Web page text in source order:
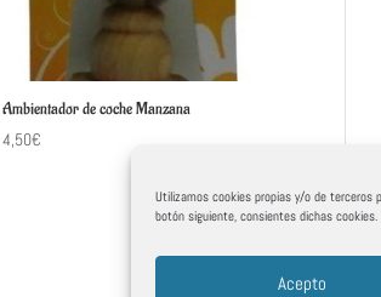
Utilizamos cookies propias y/o de terceros
botón siguiente, consientes dichas cookies.
Acepto
Ambientador de coche Manzana
4,50€